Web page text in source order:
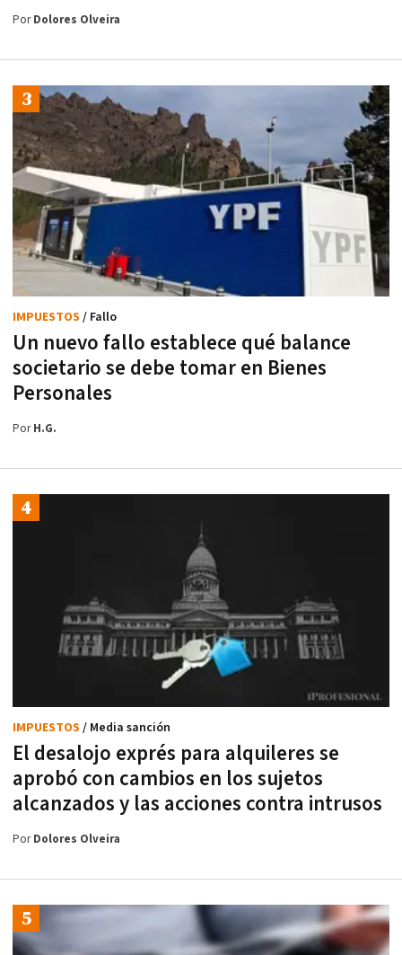
PorDolores Olveira
Un nuevo fallo establece qué balance
societario se debe tomar en Bienes
Personales
IMPUESTOS / Fallo
PorH.G.
El desalojo exprés para alquileres se
aprobó con cambios en los sujetos
alcanzados y las acciones contra intrusos
IMPUESTOS / Media sanción
PorDolores Olveira